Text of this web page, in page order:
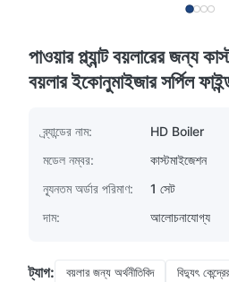
পাওয়ার প্ল্যান্ট বয়লারের জন্য
বয়লার ইকোনুমাইজার সর্পিল
ব্র্যান্ডের নাম:
HD Boiler
মডেল নম্বর:
কাস্টমাইজেশন
ন্যূনতম অর্ডার পরিমাণ:
1 সেট
দাম:
আলোচনাযোগ্য
ট্যাগ: বয়লার জন্য অর্থনীতিবিদ
বিদ্যুৎ